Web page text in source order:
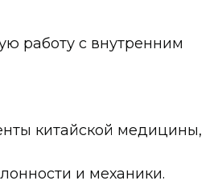
работу с внутренним
китайской медицины,
и механики.